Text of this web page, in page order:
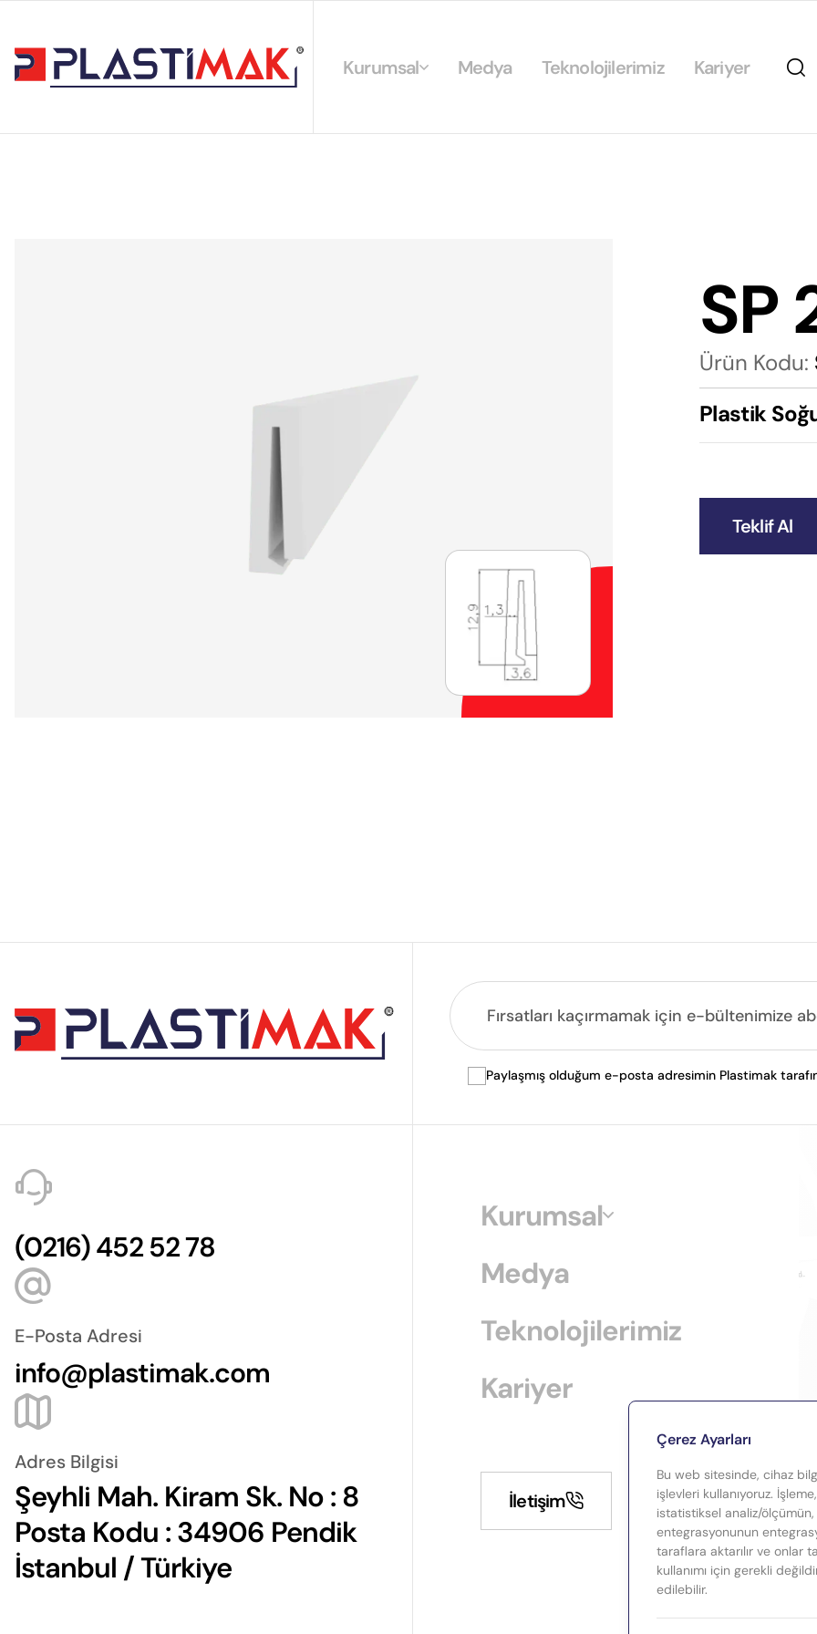
Kurumsal Medya Teknolojilerimiz Kariyer
SP
Ürün Kodu:
Plastik
Teklif Al
Paylaşmış olduğum e-posta adresimin Plastimak
(0216) 452 52 78
E-Posta Adresi
info@plastimak.com
Adres Bilgisi
Şeyhli Mah. Kiram Sk. No : 8
Posta Kodu : 34906 Pendik
İstanbul / Türkiye
Kurumsal
Medya
Teknolojilerimiz
Kariyer
İletişim
Çerez Ayarları
Bu web sitesinde, cihaz
işlevleri kullanıyoruz.
istatistiksel analiz/ölçümün,
entegrasyonunun
taraflara aktarılır ve onlar
kullanımı için gerekli
edilebilir.